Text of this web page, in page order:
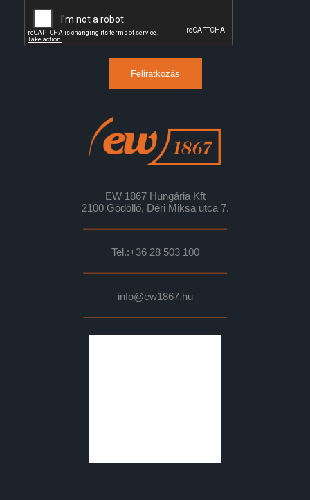
Feliratkozás
EW 1867 Hungária Kft
2100 Gödöllő, Déri Miksa utca 7.
Tel.:+36 28 503 100
info@ew1867.hu